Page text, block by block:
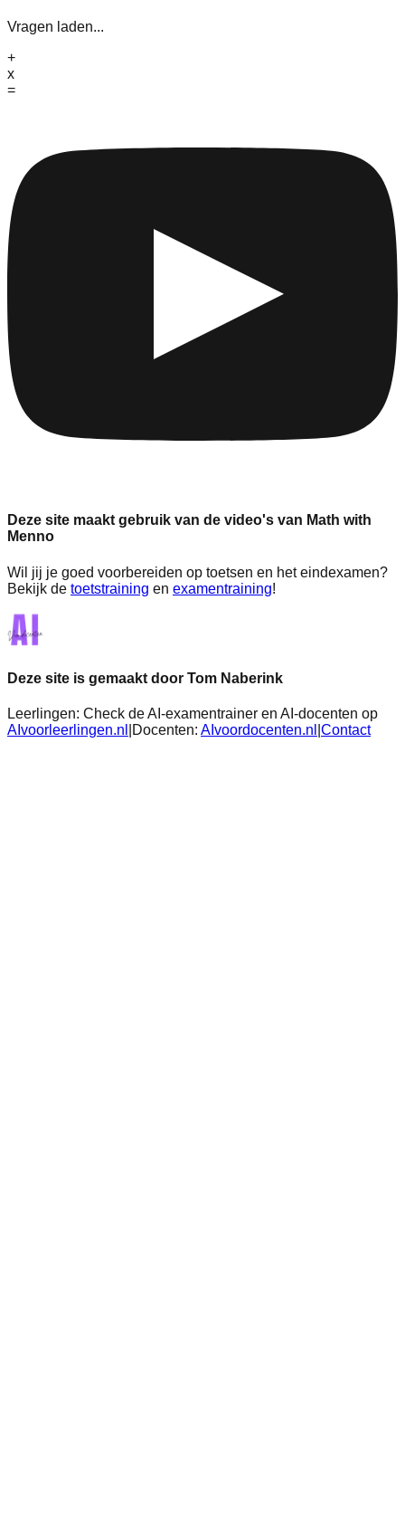
Vragen laden...
+
x
=
Deze site maakt gebruik van de video's van Math with
Menno
Wil jij je goed voorbereiden op toetsen en het eindexamen?
Bekijk de toetstraining en examentraining!
Deze site is gemaakt door Tom Naberink
Leerlingen: Check de AI-examentrainer en AI-docenten op
AIvoorleerlingen.nl
Docenten: AIvoordocenten.nl Contact